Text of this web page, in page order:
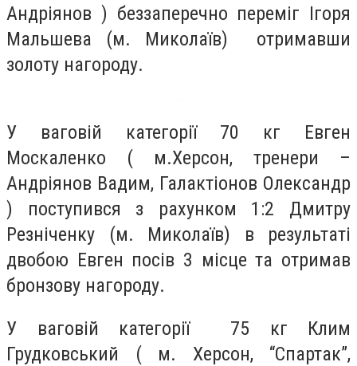
Андріянов ) беззаперечно переміг Ігоря
Мальшева (м. Миколаїв) отримавши
золоту нагороду.
У ваговій категорії 70 кг Евген
Москаленко ( м.Херсон, тренери –
Андріянов Вадим, Галактіонов Олександр
) поступився з рахунком 1:2 Дмитру
Резніченку (м. Миколаїв) в результаті
двобою Евген посів 3 місце та отримав
бронзову нагороду.
У ваговій категорії 75 кг Клим
Грудковський ( м. Херсон, “Спартак”,